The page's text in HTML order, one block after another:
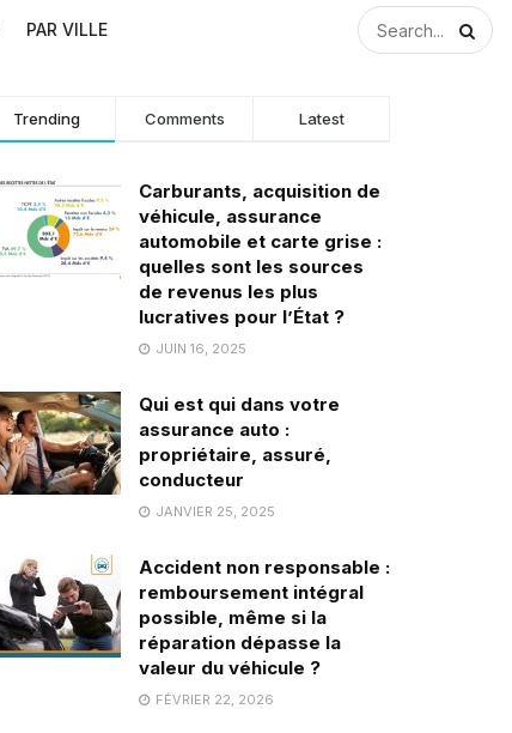
PAR VILLE
Trending Comments Latest
Carburants, acquisition de
véhicule, assurance
automobile et carte grise :
quelles sont les sources
de revenus les plus
lucratives pour l’État ?
JUIN 16, 2025
Qui est qui dans votre
assurance auto :
propriétaire, assuré,
conducteur
JANVIER 25, 2025
Accident non responsable :
remboursement intégral
possible, même si la
réparation dépasse la
valeur du véhicule ?
FÉVRIER 22, 2026